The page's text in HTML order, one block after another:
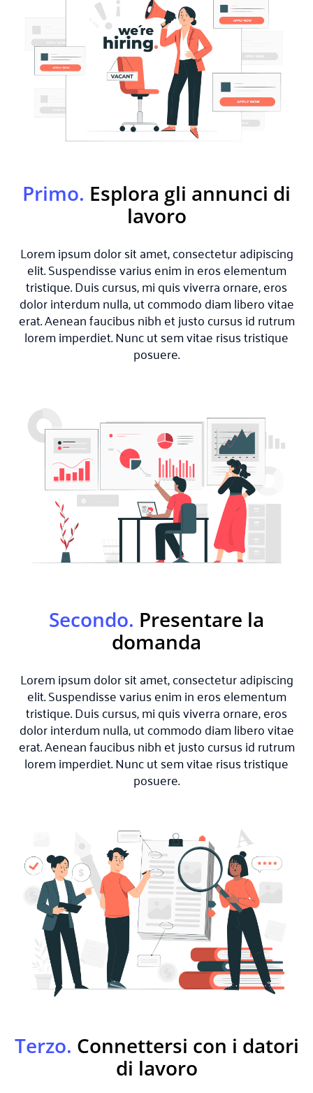
Primo. Esplora gli annunci di
lavoro
Lorem ipsum dolor sit amet, consectetur adipiscing
elit. Suspendisse varius enim in eros elementum
tristique. Duis cursus, mi quis viverra ornare, eros
dolor interdum nulla, ut commodo diam libero vitae
erat. Aenean faucibus nibh et justo cursus id rutrum
lorem imperdiet. Nunc ut sem vitae risus tristique
posuere.
Secondo. Presentare la
domanda
Lorem ipsum dolor sit amet, consectetur adipiscing
elit. Suspendisse varius enim in eros elementum
tristique. Duis cursus, mi quis viverra ornare, eros
dolor interdum nulla, ut commodo diam libero vitae
erat. Aenean faucibus nibh et justo cursus id rutrum
lorem imperdiet. Nunc ut sem vitae risus tristique
posuere.
Terzo. Connettersi con i datori
di lavoro